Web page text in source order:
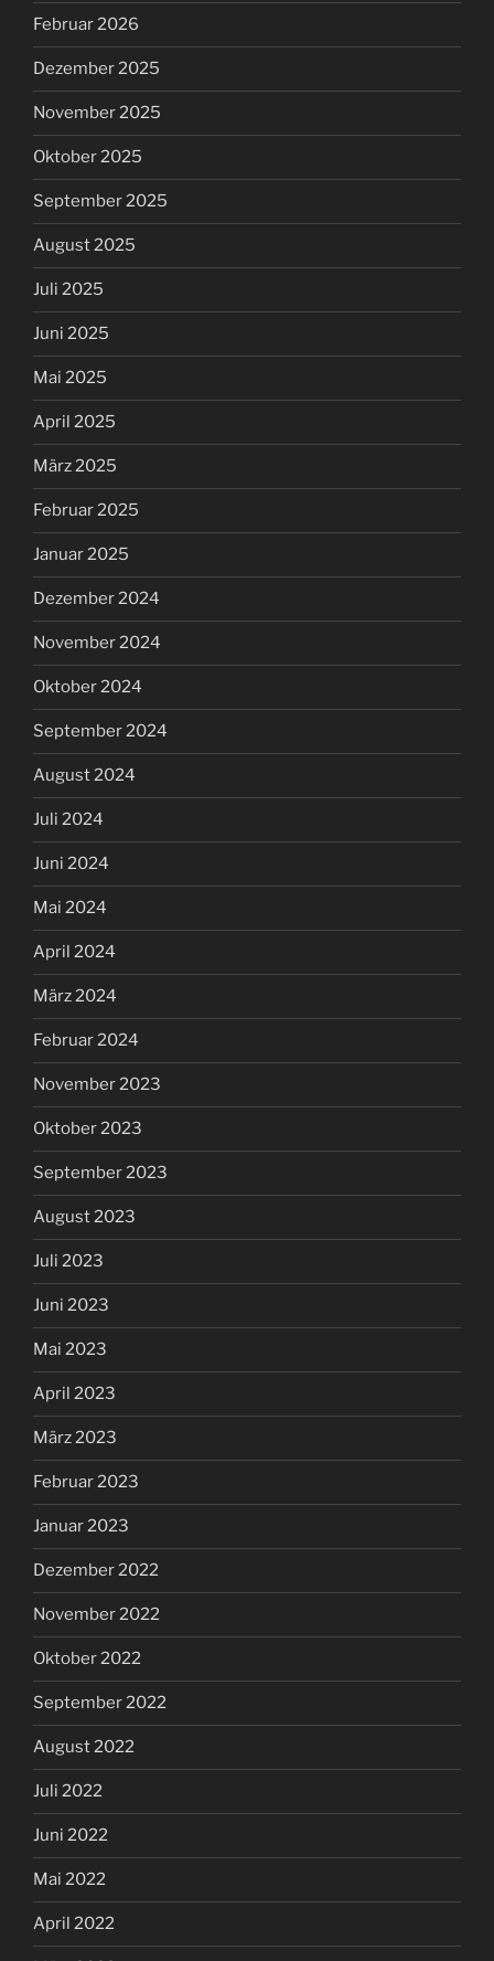
Februar 2026
Dezember 2025
November 2025
Oktober 2025
September 2025
August 2025
Juli 2025
Juni 2025
Mai 2025
April 2025
März 2025
Februar 2025
Januar 2025
Dezember 2024
November 2024
Oktober 2024
September 2024
August 2024
Juli 2024
Juni 2024
Mai 2024
April 2024
März 2024
Februar 2024
November 2023
Oktober 2023
September 2023
August 2023
Juli 2023
Juni 2023
Mai 2023
April 2023
März 2023
Februar 2023
Januar 2023
Dezember 2022
November 2022
Oktober 2022
September 2022
August 2022
Juli 2022
Juni 2022
Mai 2022
April 2022